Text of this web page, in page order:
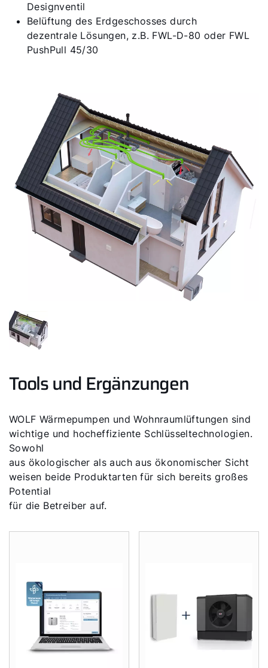
Designventil
Belüftung des Erdgeschosses durch
dezentrale Lösungen, z.B. FWL-D-80 oder FWL
PushPull 45/30
Tools und Ergänzungen
WOLF Wärmepumpen und Wohnraumlüftungen sind
wichtige und hocheffiziente Schlüsseltechnologien.
Sowohl
aus ökologischer als auch aus ökonomischer Sicht
weisen beide Produktarten für sich bereits großes
Potential
für die Betreiber auf.